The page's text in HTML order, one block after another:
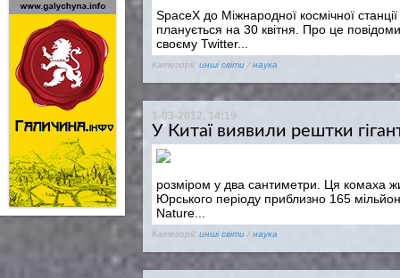
SpaceX до Міжнародної космічної
планується на 30 квітня. Про це
своєму Twitter...
Категорії: инші світи / наука
1-03-2012, 14:19
У Китаї виявили рештки
розміром у два сантиметри. Ця комаха
Юрського періоду приблизно 165
Nature...
Категорії: инші світи / наука